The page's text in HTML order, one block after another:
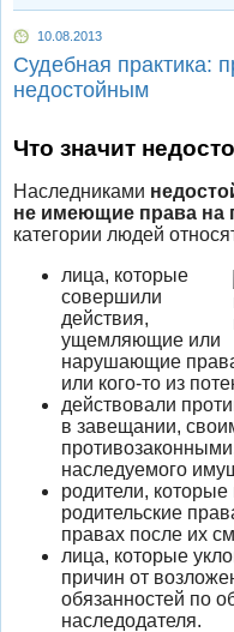
10.08.2013
Судебная практика:
недостойным
Что значит
Наследниками
не имеющие права на
категории людей
лица, которые
совершили
действия,
ущемляющие или
нарушающие
или кого-то из
действовали
в завещании,
наследуемого
родители, которые
родительские
правах после их
лица, которые
причин от
обязанностей по
наследодателя.